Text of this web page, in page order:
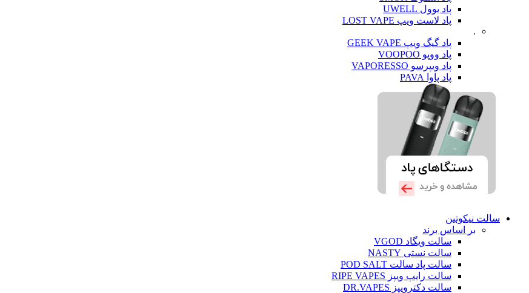
پاد یوول UWELL
پاد لاست ویپ LOST VAPE
.
پاد گیگ ویپ GEEK VAPE
پاد ووپو VOOPOO
پاد ویپرسو VAPORESSO
پاد پاوا PAVA
سالت نیکوتین
بر اساس برند
سالت ویگاد VGOD
سالت نستی NASTY
سالت پاد سالت POD SALT
سالت رایپ ویپز RIPE VAPES
سالت دکترویپز DR.VAPES